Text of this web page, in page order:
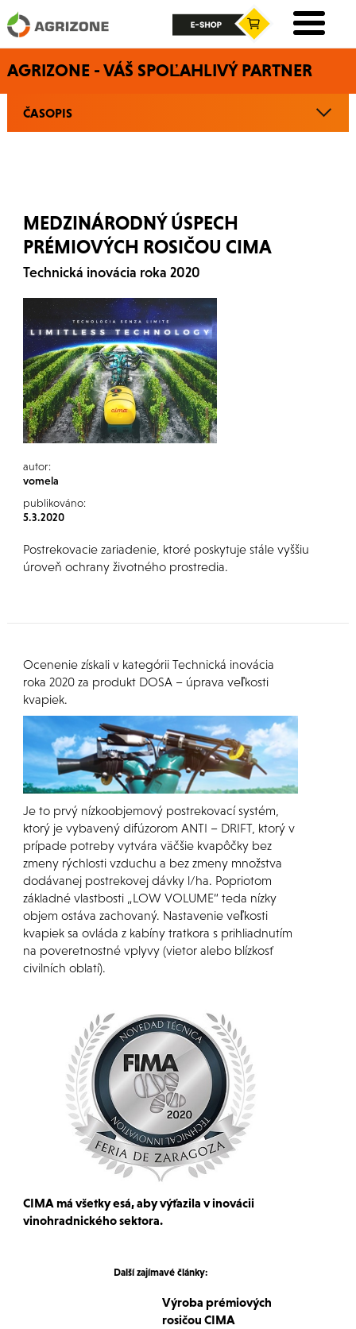
AGRIZONE - VÁŠ SPOĽAHLIVÝ PARTNER
ČASOPIS
MEDZINÁRODNÝ ÚSPECH
PRÉMIOVÝCH ROSIČOU CIMA
Technická inovácia roka 2020
autor:
vomela
publikováno:
5.3.2020
Postrekovacie zariadenie, ktoré poskytuje stále vyššiu
úroveň ochrany životného prostredia.
Ocenenie získali v kategórii Technická inovácia
roka 2020 za produkt DOSA – úprava veľkosti
kvapiek.
Je to prvý nízkoobjemový postrekovací systém,
ktorý je vybavený difúzorom ANTI – DRIFT, ktorý v
prípade potreby vytvára väčšie kvapôčky bez
zmeny rýchlosti vzduchu a bez zmeny množstva
dodávanej postrekovej dávky l/ha. Popriotom
základné vlastbosti „LOW VOLUME“ teda nízky
objem ostáva zachovaný. Nastavenie veľkosti
kvapiek sa ovláda z kabíny tratkora s prihliadnutím
na poveretnostné vplyvy (vietor alebo blízkosť
civilních oblatí).
CIMA má všetky esá, aby výťazila v inovácii
vinohradnického sektora.
Další zajímavé články:
Výroba prémiových
rosičou CIMA